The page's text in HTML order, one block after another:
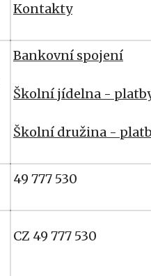
Kontakty
Bankovní spojení
Školní jídelna -
Školní družina -
49 777 530
CZ 49 777 530